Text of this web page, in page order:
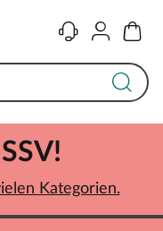
KontaktKonto
Kategorien.